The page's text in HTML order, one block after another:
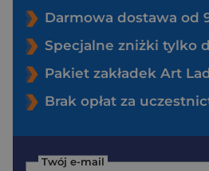
Darmowa dostawa od
Specjalne zniżki tylko
Pakiet zakładek Art
Brak opłat za
Twój e-mail